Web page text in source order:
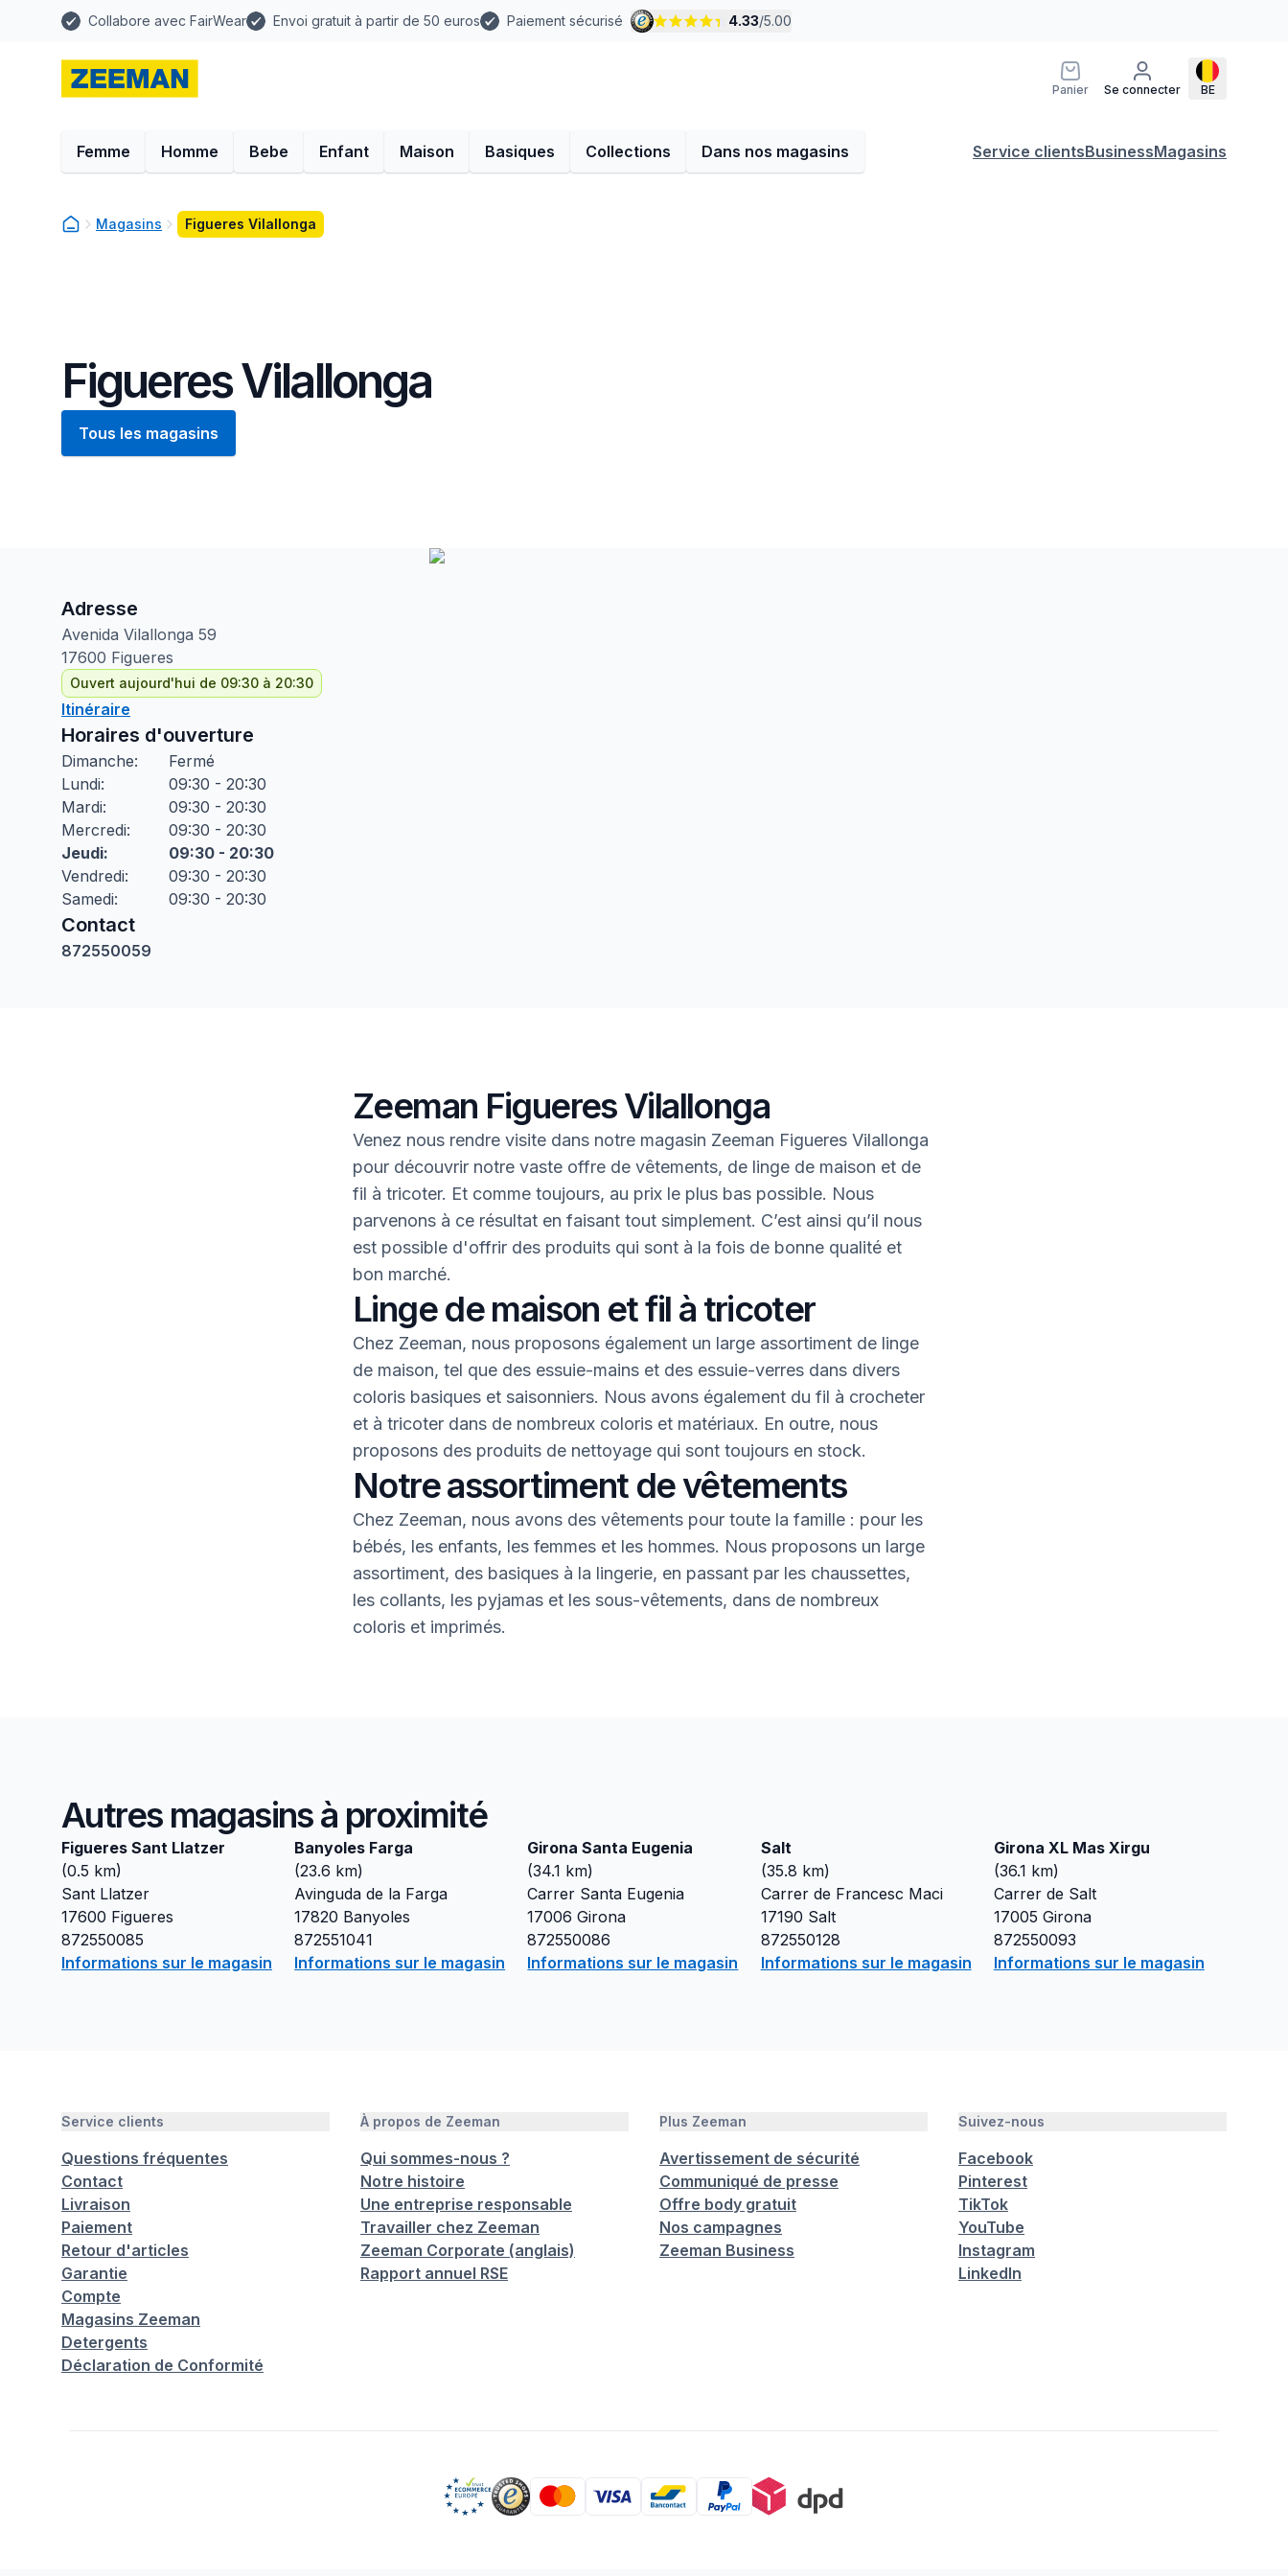
Collabore avec FairWear Envoi gratuit à partir de 50 euros Paiement sécurisé 4.33/5.00
Panier Se connecter BE
Femme Homme Bebe Enfant Maison Basiques Collections Dans nos magasins Service clientsBusinessMagasins
Magasins Figueres Vilallonga
Figueres Vilallonga
Tous les magasins
Adresse
Avenida Vilallonga 59
17600 Figueres
Ouvert aujourd'hui de 09:30 à 20:30
Itinéraire
Horaires d'ouverture
Dimanche:
Fermé
Lundi:
09:30 - 20:30
Mardi:
09:30 - 20:30
Mercredi:
09:30 - 20:30
Jeudi:
09:30 - 20:30
Vendredi:
09:30 - 20:30
Samedi: 09:30 - 20:30
Contact
872550059
Zeeman Figueres Vilallonga
Venez nous rendre visite dans notre magasin Zeeman Figueres Vilallonga
pour découvrir notre vaste offre de vêtements, de linge de maison et de
fil à tricoter. Et comme toujours, au prix le plus bas possible. Nous
parvenons à ce résultat en faisant tout simplement. C’est ainsi qu’il nous
est possible d'offrir des produits qui sont à la fois de bonne qualité et
bon marché.
Linge de maison et fil à tricoter
Chez Zeeman, nous proposons également un large assortiment de linge
de maison, tel que des essuie-mains et des essuie-verres dans divers
coloris basiques et saisonniers. Nous avons également du fil à crocheter
et à tricoter dans de nombreux coloris et matériaux. En outre, nous
proposons des produits de nettoyage qui sont toujours en stock.
Notre assortiment de vêtements
Chez Zeeman, nous avons des vêtements pour toute la famille : pour les
bébés, les enfants, les femmes et les hommes. Nous proposons un large
assortiment, des basiques à la lingerie, en passant par les chaussettes,
les collants, les pyjamas et les sous-vêtements, dans de nombreux
coloris et imprimés.
Autres magasins à proximité
Figueres Sant Llatzer
(0.5 km)
Sant Llatzer
17600 Figueres
872550085
Informations sur le magasin
Banyoles Farga
(23.6 km)
Avinguda de la Farga
17820 Banyoles
872551041
Informations sur le magasin
Girona Santa Eugenia
(34.1 km)
Carrer Santa Eugenia
17006 Girona
872550086
Informations sur le magasin
Salt
(35.8 km)
Carrer de Francesc Maci
17190 Salt
872550128
Informations sur le magasin
Girona XL Mas Xirgu
(36.1 km)
Carrer de Salt
17005 Girona
872550093
Informations sur le magasin
Service clients
Questions fréquentes
Contact
Livraison
Paiement
Retour d'articles
Garantie
Compte
Magasins Zeeman
Detergents
Déclaration de Conformité
À propos de Zeeman
Qui sommes-nous ?
Notre histoire
Une entreprise responsable
Travailler chez Zeeman
Zeeman Corporate (anglais)
Rapport annuel RSE
Plus Zeeman
Avertissement de sécurité
Communiqué de presse
Offre body gratuit
Nos campagnes
Zeeman Business
Suivez-nous
Facebook
Pinterest
TikTok
YouTube
Instagram
LinkedIn